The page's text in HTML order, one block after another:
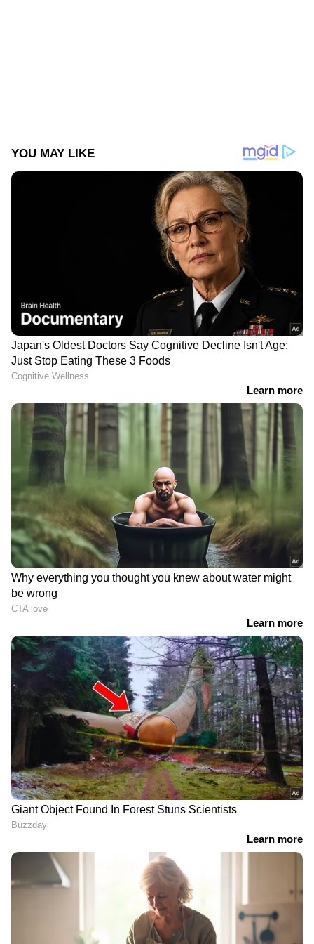
കൂട്ടി ചൂട് കേറ്റി ഉണ്ടാക്കുന്ന ഹോട്ട് ബലൂണ്‍.
Crazy Clips എന്ന ട്വിറ്റര്‍ ഉപയോക്താവാണ്
വീഡിയോ പങ്കുവച്ചത്. വീഡിയോ പങ്കുവച്ച്
കൊണ്ട് അദ്ദേഹം ഇങ്ങനെ കുറിച്ചു 'കാര്‍ബണ്‍
പിടിച്ചെടുക്കല്‍'. വീഡിയോയില്‍
വിദ്യാര്‍ത്ഥികളും യുവാക്കളുമടക്കം ഒരു
ഗ്രാമത്തിലെ നിരവധി പേര്‍ ചേര്‍ന്ന് വിശാലമായ
ഒരു തുറസായ പ്രദേശത്തിന് സമീപത്ത്
നിന്നാണ് ഹോട്ട്ബലൂണ്‍ നിര്‍മ്മിക്കുന്നതെന്ന്
കാണാം. വലിയൊരു കൂട്ടായ്മയുടെയോ
ഒത്തുകൂടലിന്‍റെയോ ഒക്കെ
സാന്നിധ്യമുണ്ടെങ്കിലും അവര്‍ ഉയര്‍ത്താന്‍
ശ്രമിച്ച ആ വലിയ പ്ലാസ്റ്റിക് ബലൂണിന്
അടിയില്‍ ചൂടിനായി കത്തിച്ചത് പ്രദേശത്ത്
നിന്ന് തന്നെ കിട്ടിയ ഉണങ്ങിയ മരക്കൊമ്പുകളും
പുല്ലുകളും മറ്റുമായിരുന്നു. ഇത് മൂലം
ബലൂണിലേക്ക് ചൂട് വായുവിനൊപ്പം
കയറിയതാകട്ടെ കറുത്ത പുകയും.
81 -ാം വിവാഹ വാര്‍ഷികം ആഘോഷമാക്കി
ദമ്പതികള്‍; ദീര്‍ഘ ദാമ്പത്യത്തിന്‍റെ രഹസ്യം
വെളിപ്പെടുത്തുന്നു !
DOWNLOAD APP
RECOMMENDED STORIES
പാതിരാത്രി ഓട്ടോ
ഓടിക്കുന്ന യുവതി, ഭാര്യ
സ്വതന്ത്രയാകണം,
ഡ്രൈവിംഗ് പഠിപ്പിച്ചത്
ഭർത്താവ്,
എമർജൻസിക്കാർക്ക്
സൗജന്യം
4,200 കോടിയുടെ റോഡ്
ഉദ്ഘാടനത്തിന് പിന്നാലെ
തകർന്നു. മഴയത്ത്
അടുത്ത ടാറിംഗ്,
ഉണക്കാൻ ഫാനുകളുടെ
ഇളകുന്ന കിണർ വെള്ളം',
'ഇന്ത്യക്കാരനെന്ന് കേട്ടതും
പോലീസിനെ വിളിച്ചു';